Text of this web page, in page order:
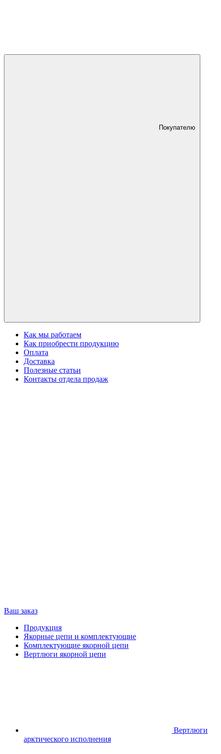
Покупателю
Как мы работаем
Как приобрести продукцию
Оплата
Доставка
Полезные статьи
Контакты отдела продаж
Ваш заказ
Продукция
Якорные цепи и комплектующие
Комплектующие якорной цепи
Вертлюги якорной цепи
Вертлюги
арктического исполнения